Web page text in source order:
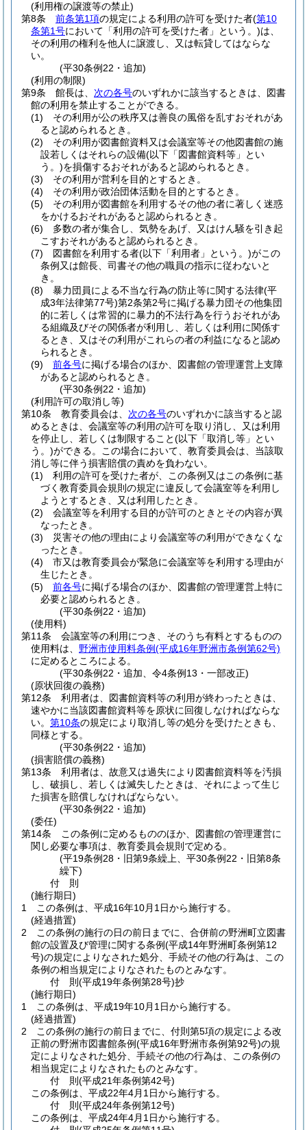
(利用権の譲渡等の禁止)
第8条
前条第1項の規定による利用の許可を受けた者(第10
条第1号において「利用の許可を受けた者」という。)は、
その利用の権利を他人に譲渡し、又は転貸してはならな
い。
(平30条例22・追加)
(利用の制限)
第9条
館長は、 次の各号のいずれかに該当するときは、図書
館の利用を禁止することができる。
(1)
その利用が公の秩序又は善良の風俗を乱すおそれがあ
ると認められるとき。
(2)
その利用が図書館資料又は会議室等その他図書館の施
設若しくはそれらの設備(以下「図書館資料等」とい
う。)を損傷するおそれがあると認められるとき。
(3)
その利用が営利を目的とするとき。
(4)
その利用が政治団体活動を目的とするとき。
(5)
その利用が図書館を利用するその他の者に著しく迷惑
をかけるおそれがあると認められるとき。
(6)
多数の者が集合し、気勢をあげ、又はけん騒を引き起
こすおそれがあると認められるとき。
(7)
図書館を利用する者(以下「利用者」という。)がこの
条例又は館長、司書その他の職員の指示に従わないと
き。
(8)
暴力団員による不当な行為の防止等に関する法律(平
成3年法律第77号)第2条第2号に掲げる暴力団その他集団
的に若しくは常習的に暴力的不法行為を行うおそれがあ
る組織及びその関係者が利用し、若しくは利用に関係す
るとき、又はその利用がこれらの者の利益になると認め
られるとき。
(9)
前各号に掲げる場合のほか、図書館の管理運営上支障
があると認められるとき。
(平30条例22・追加)
(利用許可の取消し等)
第10条
教育委員会は、 次の各号のいずれかに該当すると認
めるときは、会議室等の利用の許可を取り消し、又は利用
を停止し、若しくは制限すること(以下「取消し等」とい
う。)ができる。
この場合において、教育委員会は、当該取
消し等に伴う損害賠償の責めを負わない。
(1)
利用の許可を受けた者が、この条例又はこの条例に基
づく教育委員会規則の規定に違反して会議室等を利用し
ようとするとき、又は利用したとき。
(2)
会議室等を利用する目的が許可のときとその内容が異
なったとき。
(3)
災害その他の理由により会議室等の利用ができなくな
ったとき。
(4)
市又は教育委員会が緊急に会議室等を利用する理由が
生じたとき。
(5)
前各号に掲げる場合のほか、図書館の管理運営上特に
必要と認められるとき。
(平30条例22・追加)
(使用料)
第11条
会議室等の利用につき、そのうち有料とするものの
使用料は、 野洲市使用料条例(平成16年野洲市条例第62号)
に定めるところによる。
(平30条例22・追加、令4条例13・一部改正)
(原状回復の義務)
第12条
利用者は、図書館資料等の利用が終わったときは、
速やかに当該図書館資料等を原状に回復しなければならな
い。 第10条の規定により取消し等の処分を受けたときも、
同様とする。
(平30条例22・追加)
(損害賠償の義務)
第13条
利用者は、故意又は過失により図書館資料等を汚損
し、破損し、若しくは滅失したときは、それによって生じ
た損害を賠償しなければならない。
(平30条例22・追加)
(委任)
第14条
この条例に定めるもののほか、図書館の管理運営に
関し必要な事項は、教育委員会規則で定める。
(平19条例28・旧第9条繰上、平30条例22・旧第8条
繰下)
付 則
(施行期日)
1
この条例は、平成16年10月1日から施行する。
(経過措置)
2
この条例の施行の日の前日までに、合併前の野洲町立図書
館の設置及び管理に関する条例(平成14年野洲町条例第12
号)の規定によりなされた処分、手続その他の行為は、この
条例の相当規定によりなされたものとみなす。
付 則(平成19年条例第28号)抄
(施行期日)
1
この条例は、平成19年10月1日から施行する。
(経過措置)
2
この条例の施行の前日までに、付則第5項の規定による改
正前の野洲市図書館条例(平成16年野洲市条例第92号)の規
定によりなされた処分、手続その他の行為は、この条例の
相当規定によりなされたものとみなす。
付 則(平成21年条例第42号)
この条例は、平成22年4月1日から施行する。
付 則(平成24年条例第12号)
この条例は、平成24年4月1日から施行する。